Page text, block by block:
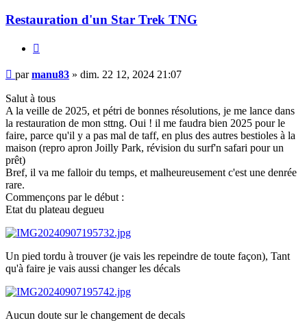
Restauration d'un Star Trek TNG
Message
parmanu83 » dim. 22 12, 2024 21:07
Salut à tous
A la veille de 2025, et pétri de bonnes résolutions, je me lance dans
la restauration de mon sttng. Oui ! il me faudra bien 2025 pour le
faire, parce qu'il y a pas mal de taff, en plus des autres bestioles à la
maison (repro apron Joilly Park, révision du surf'n safari pour un
prêt)
Bref, il va me falloir du temps, et malheureusement c'est une denrée
rare.
Commençons par le début :
Etat du plateau degueu
Un pied tordu à trouver (je vais les repeindre de toute façon), Tant
qu'à faire je vais aussi changer les décals
Aucun doute sur le changement de decals